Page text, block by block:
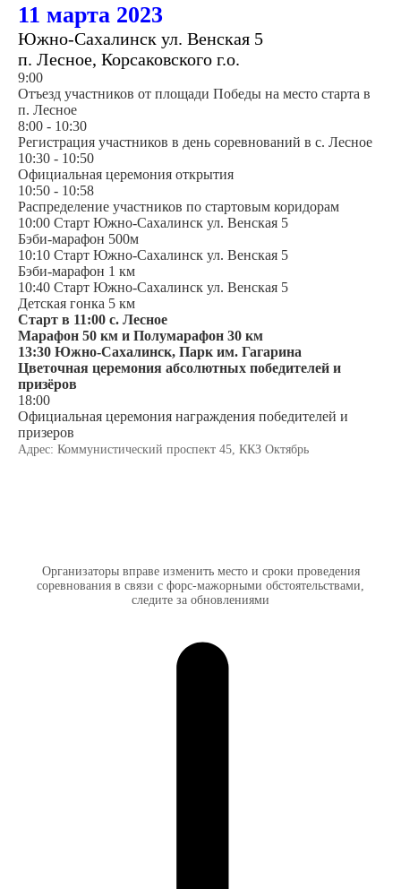
11 марта 2023
Южно-Сахалинск ул. Венская 5
п. Лесное, Корсаковского г.о.
9:00
Отъезд участников от площади Победы на место старта в
п. Лесное
8:00 - 10:30
Регистрация участников в день соревнований в с. Лесное
10:30 - 10:50
Официальная церемония открытия
10:50 - 10:58
Распределение участников по стартовым коридорам
10:00 Старт Южно-Сахалинск ул. Венская 5
Бэби-марафон 500м
10:10 Старт Южно-Сахалинск ул. Венская 5
Бэби-марафон 1 км
10:40 Старт Южно-Сахалинск ул. Венская 5
Детская гонка 5 км
Старт в 11:00 с. Лесное
Марафон 50 км и Полумарафон 30 км
13:30 Южно-Сахалинск, Парк им. Гагарина
Цветочная церемония абсолютных победителей и
призёров
18:00
Официальная церемония награждения победителей и
призеров
Адрес: Коммунистический проспект 45, ККЗ Октябрь
Организаторы вправе изменить место и сроки проведения
соревнования в связи с форс-мажорными обстоятельствами,
следите за обновлениями